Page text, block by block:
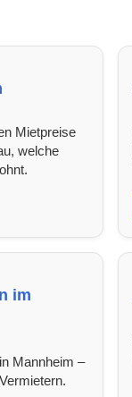
Mietpreise
welche
im
Mannheim –